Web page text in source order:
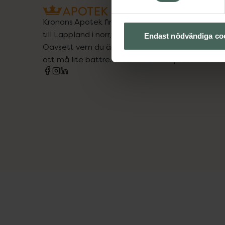
Endast nödvändiga
Kronans Apotek finns här för dig. Du hittar oss
till Lappland i norr, och online i mobilen och på
Oavsett vem du är så är det vårt uppdrag att
att må lite bättre. Välkommen att prata med oss.